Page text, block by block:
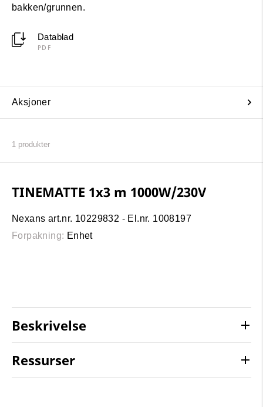
bakken/grunnen.
Datablad
PDF
Aksjoner
1 produkter
TINEMATTE 1x3 m 1000W/230V
Nexans art.nr. 10229832 - El.nr. 1008197
Forpakning: Enhet
Beskrivelse
Ressurser